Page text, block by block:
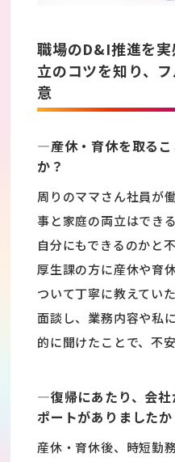
職場のD&I推進を
立のコツを知り、
意
―産休・育休を取る
か？
周りのママさん社員が
事と家庭の両立はでき
自分にもできるのかと
厚生課の方に産休や育
ついて丁寧に教えてい
面談し、業務内容や私
的に聞けたことで、不
―復帰にあたり、会
ポートがありましたか
産休・育休後、時短勤